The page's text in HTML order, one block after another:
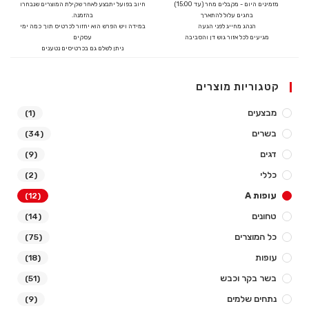
מזמינים היום - מקבלים מחר (עד 15:00)
בחגים עלול להתארך
הנהג מחייג לפני הגעה
מגיעים לכל אזור גוש דן והסביבה
חיוב בפועל יתבצע לאחר שקילת המוצרים שנבחרו
בהזמנה.
במידה ויש הפרש הוא יחזור לכרטיס תוך כמה ימי
עסקים
ניתן לשלם גם בכרטיסים נטענים
קטגוריות מוצרים
מבצעים (1)
בשרים (34)
דגים (9)
כללי (2)
עופות A (12)
טחונים (14)
כל המוצרים (75)
עופות (18)
בשר בקר וכבש (51)
נתחים שלמים (9)